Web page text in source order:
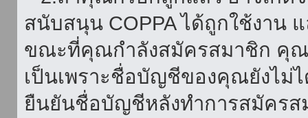
สนับสนุน COPPA ได้ถูกใช้งาน
ขณะที่คุณกำลังสมัครสมาชิก คุ
เป็นเพราะชื่อบัญชีของคุณยังไม่
ยืนยันชื่อบัญชีหลังทำการสมัครส